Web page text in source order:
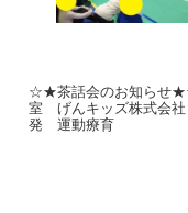
☆★茶話会のお知らせ
室 げんキッズ株式会
発 運動療育